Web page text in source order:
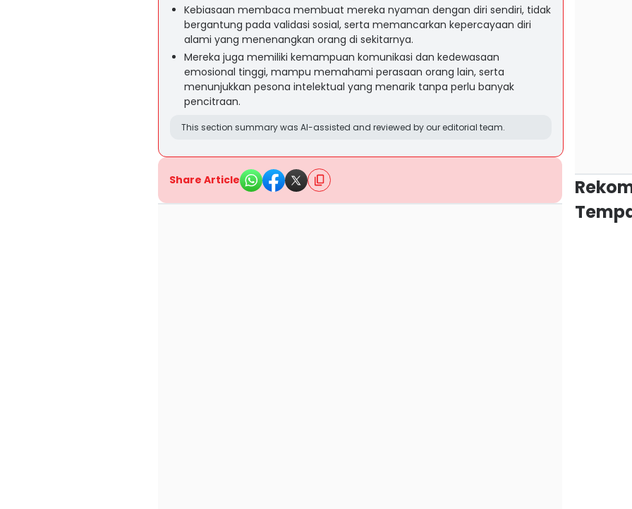
Kebiasaan membaca membuat mereka nyaman dengan diri sendiri, tidak
bergantung pada validasi sosial, serta memancarkan kepercayaan diri
alami yang menenangkan orang di sekitarnya.
Mereka juga memiliki kemampuan komunikasi dan kedewasaan
emosional tinggi, mampu memahami perasaan orang lain, serta
menunjukkan pesona intelektual yang menarik tanpa perlu banyak
pencitraan.
This section summary was AI-assisted and reviewed by our editorial team.
Share Article